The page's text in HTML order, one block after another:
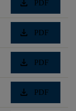
download PDF
download PDF
download PDF
download PDF